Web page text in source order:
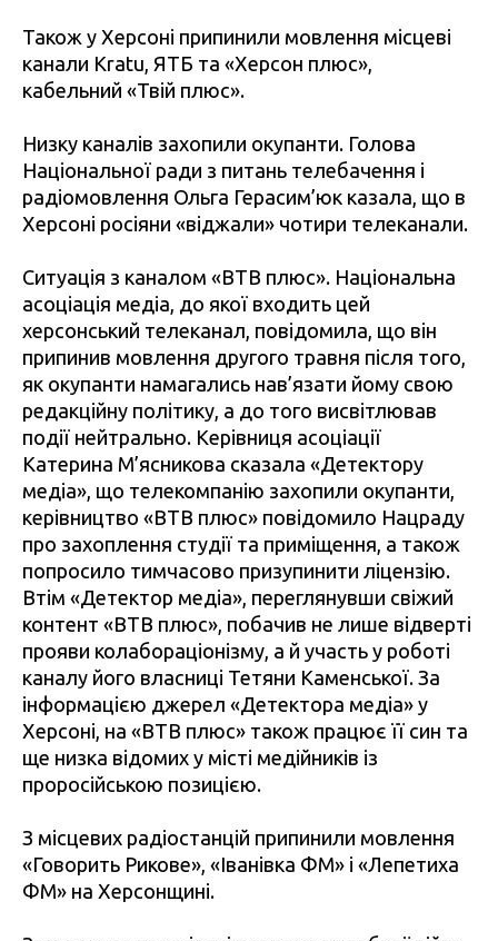
Також у Херсоні припинили мовлення місцеві
канали Kratu, ЯТБ та «Херсон плюс»,
кабельний «Твій плюс».
Низку каналів захопили окупанти. Голова
Національної ради з питань телебачення і
радіомовлення Ольга Герасим’юк казала, що в
Херсоні росіяни «віджали» чотири телеканали.
Ситуація з каналом «ВТВ плюс». Національна
асоціація медіа, до якої входить цей
херсонський телеканал, повідомила, що він
припинив мовлення другого травня після того,
як окупанти намагались нав’язати йому свою
редакційну політику, а до того висвітлював
події нейтрально. Керівниця асоціації
Катерина М’ясникова сказала «Детектору
медіа», що телекомпанію захопили окупанти,
керівництво «ВТВ плюс» повідомило Нацраду
про захоплення студії та приміщення, а також
попросило тимчасово призупинити ліцензію.
Втім «Детектор медіа», переглянувши свіжий
контент «ВТВ плюс», побачив не лише відверті
прояви колабораціонізму, а й участь у роботі
каналу його власниці Тетяни Каменської. За
інформацією джерел «Детектора медіа» у
Херсоні, на «ВТВ плюс» також працює її син та
ще низка відомих у місті медійників із
проросійською позицією.
З місцевих радіостанцій припинили мовлення
«Говорить Рикове», «Іванівка ФМ» і «Лепетиха
ФМ» на Херсонщині.